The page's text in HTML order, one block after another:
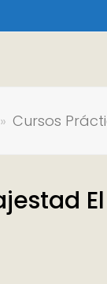
» Cursos